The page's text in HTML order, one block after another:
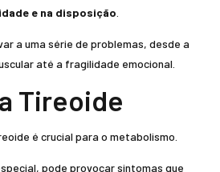
e na disposição
a uma série de problemas, desde a
até a fragilidade emocional.
Tireoide
é crucial para o metabolismo.
pode provocar sintomas que